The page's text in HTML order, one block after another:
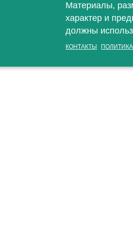
Материалы,
характер и
должны
КОНТАКТЫ